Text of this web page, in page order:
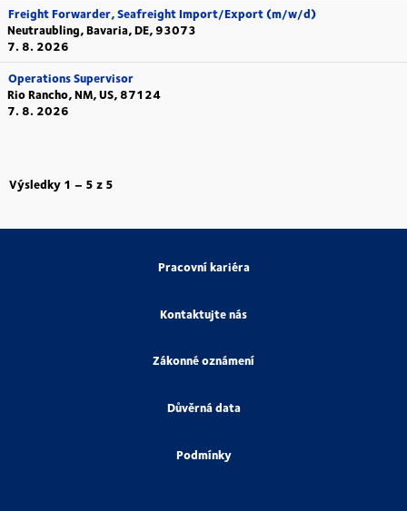
Freight Forwarder, Seafreight Import/Export (m/w/d)
Neutraubling, Bavaria, DE, 93073
7. 8. 2026
Operations Supervisor
Rio Rancho, NM, US, 87124
7. 8. 2026
Výsledky 1 – 5 z 5
Pracovní kariéra
Kontaktujte nás
Zákonné oznámení
Důvěrná data
Podmínky